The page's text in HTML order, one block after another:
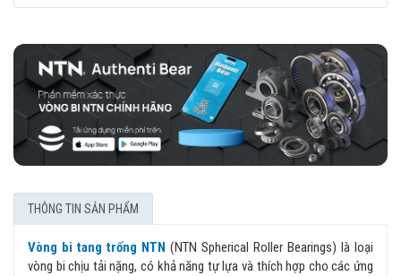
THÔNG TIN SẢN PHẨM
Vòng bi tang trống NTN (NTN Spherical Roller Bearings) là loại
vòng bi chịu tải nặng, có khả năng tự lựa và thích hợp cho các ứng